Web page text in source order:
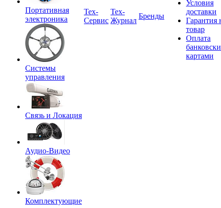
Портативная
электроника
Системы
управления
Связь и Локация
Аудио-Видео
Комплектующие
Tex-
Сервис
Тех-
Журнал
Бренды
Условия
доставки
Гарантия
товар
Оплата
картами